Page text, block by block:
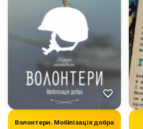
Волонтери. Мобілізація добра